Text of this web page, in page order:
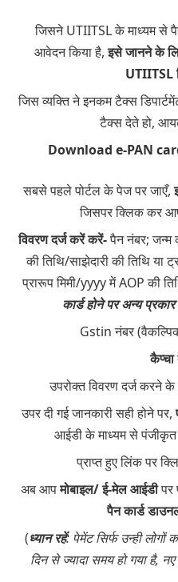
जिसने UTIITSL के माध्यम से
आवेदन किया है,इसे जानने के
UTIITSL
जिस व्यक्ति ने इनकम टैक्स
टैक्स देते हो,
Download e-PAN
सबसे पहले पोर्टल के पेज पर जाएँ,
जिसपर क्लिक कर
विवरण दर्ज करें करें-पैन नंबर; जन्म
की तिथि/साझेदारी की तिथि
प्रारूप मिमी/yyyy में AOP की
कार्ड होने पर अन्य
Gstin नंबर
कैप्चा
उपरोक्त विवरण दर्ज करने के
उपर दी गई जानकारी सही होने पर,
आईडी के माध्यम से
प्राप्त हुए लिंक पर
अब आपमोबाइल/ ई-मेल आईडीपर
पैन कार्ड
(ध्यान रहें: पेमेंट सिर्फ उन्ही लोगों
दिन से ज्यादा समय हो गया है,